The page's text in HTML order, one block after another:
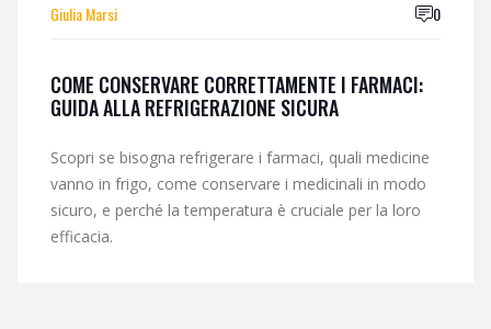
Giulia Marsi 0
COME CONSERVARE CORRETTAMENTE I FARMACI:
GUIDA ALLA REFRIGERAZIONE SICURA
Scopri se bisogna refrigerare i farmaci, quali medicine
vanno in frigo, come conservare i medicinali in modo
sicuro, e perché la temperatura è cruciale per la loro
efficacia.